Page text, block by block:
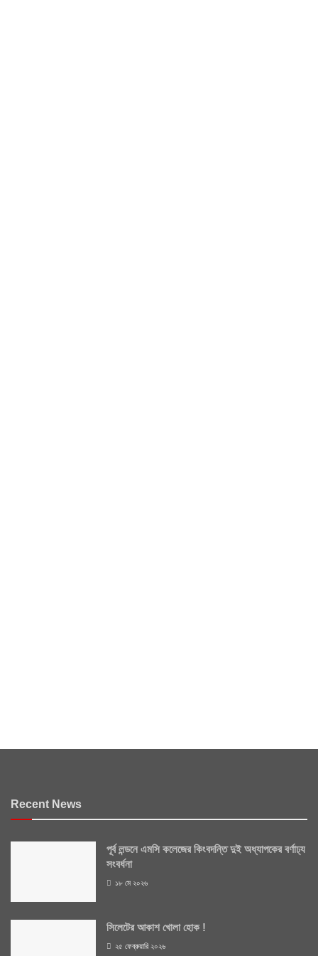
Recent News
পূর্ব লন্ডনে এমসি কলেজের কিংবদন্তি দুই অধ্যাপকের বর্ণাঢ্য
সংবর্ধনা
১৮ মে ২০২৬
সিলেটের আকাশ খোলা হোক !
২৫ ফেব্রুয়ারি ২০২৬